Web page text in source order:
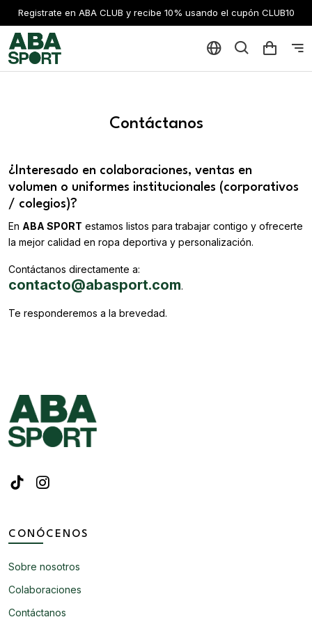
Registrate en ABA CLUB y recibe 10% usando el cupón CLUB10
Contáctanos
¿Interesado en colaboraciones, ventas en
volumen o uniformes institucionales (corporativos
/ colegios)?
En ABA SPORT estamos listos para trabajar contigo y ofrecerte
la mejor calidad en ropa deportiva y personalización.
Contáctanos directamente a:
contacto@abasport.com.
Te responderemos a la brevedad.
CONÓCENOS
Sobre nosotros
Colaboraciones
Contáctanos